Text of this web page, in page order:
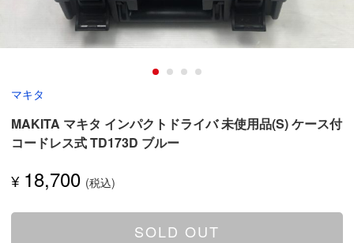
マキタ
MAKITA マキタ インパクトドライバ 未使用品(S) ケース付
コードレス式 TD173D ブルー
¥ 18,700
SOLD OUT